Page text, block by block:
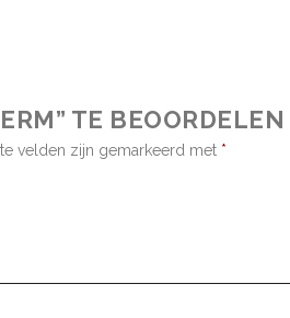
TE BEOORDELEN
velden zijn gemarkeerd met *